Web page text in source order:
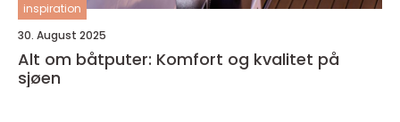
inspiration
30. August 2025
Alt om båtputer: Komfort og kvalitet på
sjøen